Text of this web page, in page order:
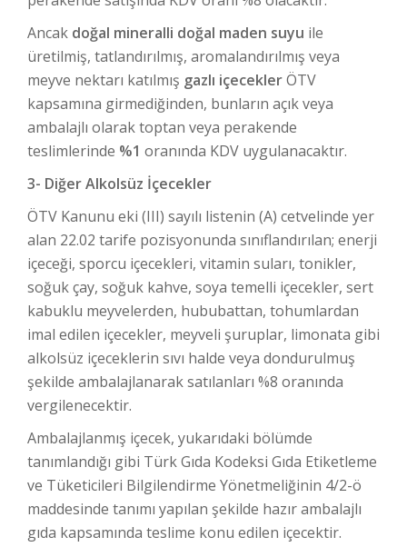
Ancak doğal mineralli doğal maden suyu ile
üretilmiş, tatlandırılmış, aromalandırılmış veya
meyve nektarı katılmış gazlı içeceklerÖTV
kapsamına girmediğinden, bunların açık veya
ambalajlı olarak toptan veya perakende
teslimlerinde %1 oranında KDV uygulanacaktır.
3- Diğer Alkolsüz İçecekler
ÖTV Kanunu eki (III) sayılı listenin (A) cetvelinde yer
alan 22.02 tarife pozisyonunda sınıflandırılan; enerji
içeceği, sporcu içecekleri, vitamin suları, tonikler,
soğuk çay, soğuk kahve, soya temelli içecekler, sert
kabuklu meyvelerden, hububattan, tohumlardan
imal edilen içecekler, meyveli şuruplar, limonata gibi
alkolsüz içeceklerin sıvı halde veya dondurulmuş
şekilde ambalajlanarak satılanları %8 oranında
vergilenecektir.
Ambalajlanmış içecek, yukarıdaki bölümde
tanımlandığı gibi Türk Gıda Kodeksi Gıda Etiketleme
ve Tüketicileri Bilgilendirme Yönetmeliğinin 4/2-ö
maddesinde tanımı yapılan şekilde hazır ambalajlı
gıda kapsamında teslime konu edilen içecektir.